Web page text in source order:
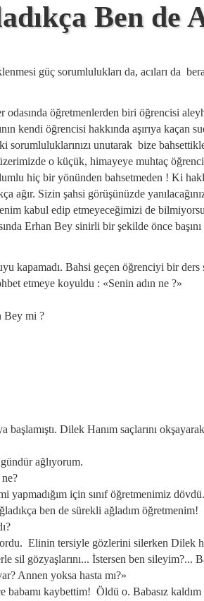
Ben de
güç sorumlulukları da, acıları da
odasında öğretmenlerden biri öğrencisi
kendi öğrencisi hakkında aşırıya kaçan
sorumluluklarınızı unutarak bize
o küçük, himayeye muhtaç
hiç bir yönünden bahsetmeden ! Ki
ağır. Sizin şahsi görüşünüzde
kabul edip etmeyeceğimizi de
Erhan Bey sinirli bir şekilde önce
kapamadı. Bahsi geçen öğrenciyi bir
etmeye koyuldu : «Senin adın ne ?»
Bey mi ?
başlamıştı. Dilek Hanım saçlarını
ağlıyorum.
yapmadığım için sınıf öğretmenimiz dövdü.
ben de sürekli ağladım öğretmenim!
Elinin tersiyle gözlerini silerken Dilek
sil gözyaşlarını... İstersen ben sileyim?...
Annen yoksa hasta mı?»
babamı kaybettim! Öldü o. Babasız